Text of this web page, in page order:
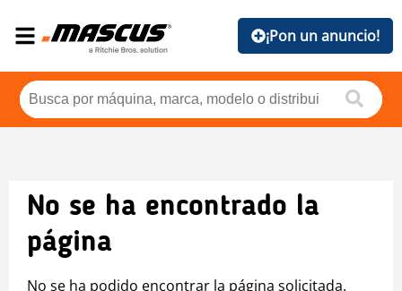
¡Pon un anuncio!
No se ha encontrado la
página
No se ha podido encontrar la página solicitada.